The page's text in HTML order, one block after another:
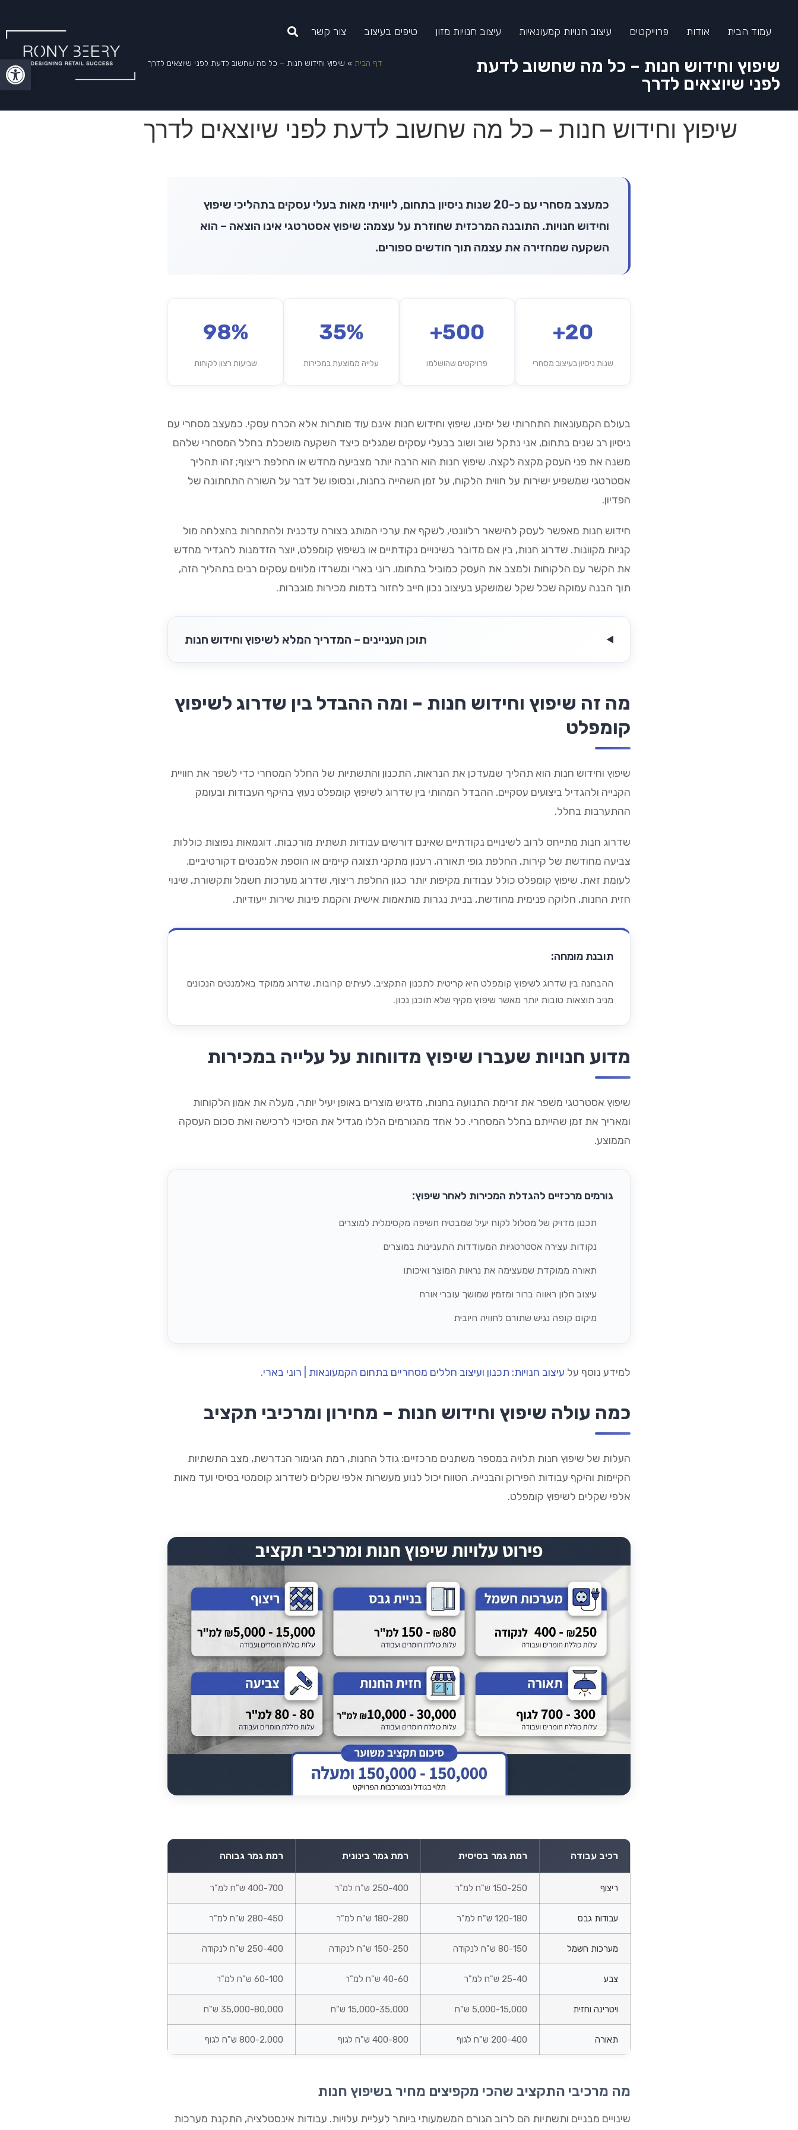
פתח
עמוד הבית אודות פרוייקטים עיצוב חנויות קמעונאיות עיצוב חנויות מזון טיפים בעיצוב צור קשר
שיפוץ וחידוש חנות – כל מה שחשוב לדעת
לפני שיוצאים לדרך
דף הבית » שיפוץ וחידוש חנות – כל מה שחשוב לדעת לפני שיוצאים לדרך
שיפוץ וחידוש חנות – כל מה שחשוב לדעת לפני שיוצאים לדרך
כמעצב מסחרי עם כ-20 שנות ניסיון בתחום, ליוויתי מאות בעלי עסקים בתהליכי שיפוץ
וחידוש חנויות. התובנה המרכזית שחוזרת על עצמה: שיפוץ אסטרטגי אינו הוצאה – הוא
השקעה שמחזירה את עצמה תוך חודשים ספורים.
20+
שנות ניסיון בעיצוב מסחרי
500+
פרויקטים שהושלמו
35%
עלייה ממוצעת במכירות
98%
שביעות רצון לקוחות
בעולם הקמעונאות התחרותי של ימינו, שיפוץ וחידוש חנות אינם עוד מותרות אלא הכרח עסקי. כמעצב מסחרי עם
ניסיון רב שנים בתחום, אני נתקל שוב ושוב בבעלי עסקים שמגלים כיצד השקעה מושכלת בחלל המסחרי שלהם
משנה את פני העסק מקצה לקצה. שיפוץ חנות הוא הרבה יותר מצביעה מחדש או החלפת ריצוף; זהו תהליך
אסטרטגי שמשפיע ישירות על חווית הלקוח, על זמן השהייה בחנות, ובסופו של דבר על השורה התחתונה של
הפדיון.
חידוש חנות מאפשר לעסק להישאר רלוונטי, לשקף את ערכי המותג בצורה עדכנית ולהתחרות בהצלחה מול
קניות מקוונות. שדרוג חנות, בין אם מדובר בשינויים נקודתיים או בשיפוץ קומפלט, יוצר הזדמנות להגדיר מחדש
את הקשר עם הלקוחות ולמצב את העסק כמוביל בתחומו. רוני בארי ומשרדו מלווים עסקים רבים בתהליך הזה,
תוך הבנה עמוקה שכל שקל שמושקע בעיצוב נכון חייב לחזור בדמות מכירות מוגברות.
תוכן העניינים – המדריך המלא לשיפוץ וחידוש חנות
מה זה שיפוץ וחידוש חנות – ומה ההבדל בין שדרוג לשיפוץ
קומפלט
שיפוץ וחידוש חנות הוא תהליך שמעדכן את הנראות, התכנון והתשתיות של החלל המסחרי כדי לשפר את חוויית
הקנייה ולהגדיל ביצועים עסקיים. ההבדל המהותי בין שדרוג לשיפוץ קומפלט נעוץ בהיקף העבודות ובעומק
ההתערבות בחלל.
שדרוג חנות מתייחס לרוב לשינויים נקודתיים שאינם דורשים עבודות תשתית מורכבות. דוגמאות נפוצות כוללות
צביעה מחודשת של קירות, החלפת גופי תאורה, רענון מתקני תצוגה קיימים או הוספת אלמנטים דקורטיביים.
לעומת זאת, שיפוץ קומפלט כולל עבודות מקיפות יותר כגון החלפת ריצוף, שדרוג מערכות חשמל ותקשורת, שינוי
חזית החנות, חלוקה פנימית מחודשת, בניית נגרות מותאמות אישית והקמת פינות שירות ייעודיות.
תובנת מומחה:
ההבחנה בין שדרוג לשיפוץ קומפלט היא קריטית לתכנון התקציב. לעיתים קרובות, שדרוג ממוקד באלמנטים הנכונים
מניב תוצאות טובות יותר מאשר שיפוץ מקיף שלא תוכנן נכון.
מדוע חנויות שעברו שיפוץ מדווחות על עלייה במכירות
שיפוץ אסטרטגי משפר את זרימת התנועה בחנות, מדגיש מוצרים באופן יעיל יותר, מעלה את אמון הלקוחות
ומאריך את זמן שהייתם בחלל המסחרי. כל אחד מהגורמים הללו מגדיל את הסיכוי לרכישה ואת סכום העסקה
הממוצע.
גורמים מרכזיים להגדלת המכירות לאחר שיפוץ:
תכנון מדויק של מסלול לקוח יעיל שמבטיח חשיפה מקסימלית למוצרים
נקודות עצירה אסטרטגיות המעודדות התעניינות במוצרים
תאורה ממוקדת שמעצימה את נראות המוצר ואיכותו
עיצוב חלון ראווה ברור ומזמין שמושך עוברי אורח
מיקום קופה נגיש שתורם לחוויה חיובית
למידע נוסף על עיצוב חנויות: תכנון ועיצוב חללים מסחריים בתחום הקמעונאות | רוני בארי.
כמה עולה שיפוץ וחידוש חנות – מחירון ומרכיבי תקציב
העלות של שיפוץ חנות תלויה במספר משתנים מרכזיים: גודל החנות, רמת הגימור הנדרשת, מצב התשתיות
הקיימות והיקף עבודות הפירוק והבנייה. הטווח יכול לנוע מעשרות אלפי שקלים לשדרוג קוסמטי בסיסי ועד מאות
אלפי שקלים לשיפוץ קומפלט.
רכיב עבודה רמת גמר בסיסית רמת גמר בינונית רמת גמר גבוהה
ריצוף 150-250 ש"ח למ"ר 250-400 ש"ח למ"ר 400-700 ש"ח למ"ר
עבודות גבס 120-180 ש"ח למ"ר 180-280 ש"ח למ"ר 280-450 ש"ח למ"ר
מערכות חשמל 80-150 ש"ח לנקודה 150-250 ש"ח לנקודה 250-400 ש"ח לנקודה
צבע 25-40 ש"ח למ"ר 40-60 ש"ח למ"ר 60-100 ש"ח למ"ר
ויטרינה וחזית 5,000-15,000 ש"ח 15,000-35,000 ש"ח 35,000-80,000 ש"ח
תאורה 200-400 ש"ח לגוף 400-800 ש"ח לגוף 800-2,000 ש"ח לגוף
מה מרכיבי התקציב שהכי מקפיצים מחיר בשיפוץ חנות
שינויים מבניים ותשתיות הם לרוב הגורם המשמעותי ביותר לעליית עלויות. עבודות אינסטלציה, התקנת מערכות